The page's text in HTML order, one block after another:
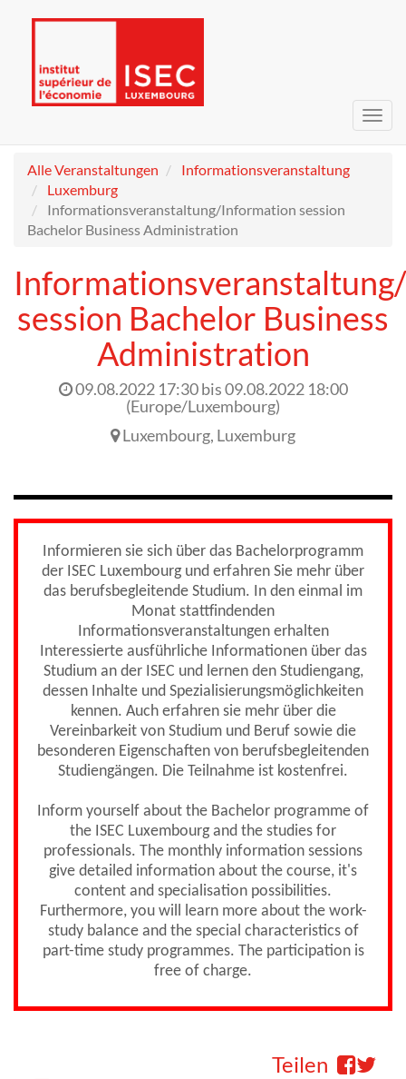
Alle Veranstaltungen
Informationsveranstaltung
Luxemburg
Informationsveranstaltung/Information session
Bachelor Business Administration
session Bachelor Business
Administration
09.08.2022 17:30bis09.08.2022 18:00
(Europe/Luxembourg)
Luxembourg, Luxemburg
Informieren sie sich über das Bachelorprogramm
der ISEC Luxembourg und erfahren Sie mehr über
das berufsbegleitende Studium. In den einmal im
Monat stattfindenden
Informationsveranstaltungen erhalten
Interessierte ausführliche Informationen über das
Studium an der ISEC und lernen den Studiengang,
dessen Inhalte und Spezialisierungsmöglichkeiten
kennen. Auch erfahren sie mehr über die
Vereinbarkeit von Studium und Beruf sowie die
besonderen Eigenschaften von berufsbegleitenden
Studiengängen. Die Teilnahme ist kostenfrei.
Inform yourself about the Bachelor programme of
the ISEC Luxembourg and the studies for
professionals. The monthly information sessions
give detailed information about the course, it's
content and specialisation possibilities.
Furthermore, you will learn more about the work-
study balance and the special characteristics of
part-time study programmes. The participation is
free of charge.
Teilen